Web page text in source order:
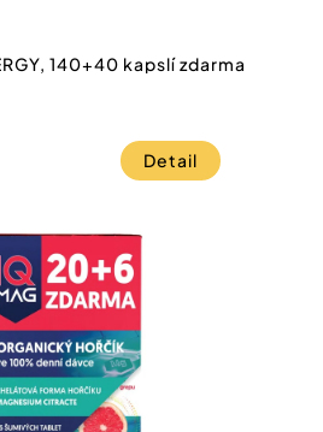
140+40 kapslí zdarma
Detail